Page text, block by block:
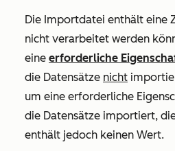
Die Importdatei enthält eine
nicht verarbeitet werden
eine erforderliche
die Datensätze nicht
um eine erforderliche
die Datensätze importiert,
enthält jedoch keinen Wert.